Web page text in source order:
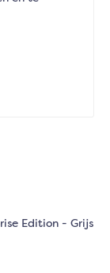
Edition - Grijs